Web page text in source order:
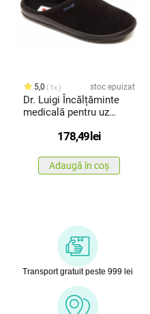
5,0 1x stoc epuizat
Dr. Luigi Încălțăminte
medicală pentru uz
178,49lei
Adaugă în coș
Transport gratuit peste 999 lei